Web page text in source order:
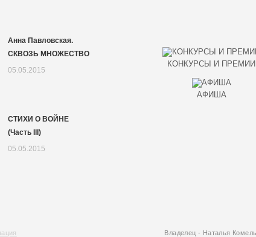
Анна Павловская.
СКВОЗЬ МНОЖЕСТВО
05.05.2015
СТИХИ О ВОЙНЕ
(Часть III)
05.05.2015
КОНКУРСЫ И ПРЕМИИ
АФИША
Владелец - Наталья